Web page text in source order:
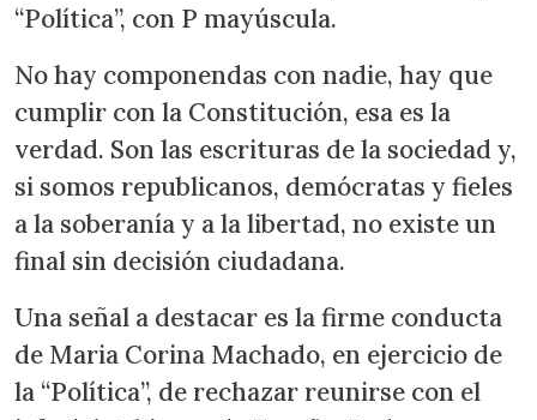
“Política”, con P mayúscula.
No hay componendas con nadie, hay que
cumplir con la Constitución, esa es la
verdad. Son las escrituras de la sociedad y,
si somos republicanos, demócratas y fieles
a la soberanía y a la libertad, no existe un
final sin decisión ciudadana.
Una señal a destacar es la firme conducta
de Maria Corina Machado, en ejercicio de
la “Política”, de rechazar reunirse con el